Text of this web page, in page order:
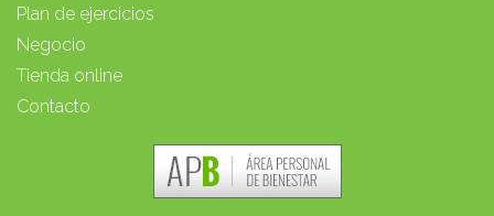
Plan de ejercicios
Negocio
Tienda online
Contacto